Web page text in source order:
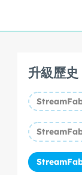
升級歷史